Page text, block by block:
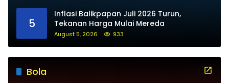
5
Inflasi Balikpapan Juli 2026 Turun,
Tekanan Harga Mulai Mereda
August 5, 2026 933
Bola